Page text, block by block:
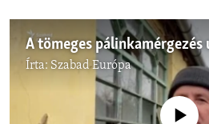
Írta: Szabad Európa
Jelenleg nincs